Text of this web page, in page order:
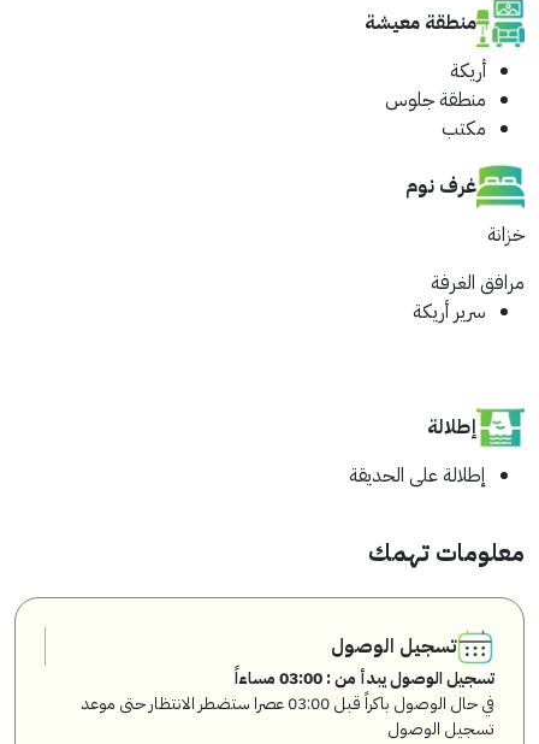
منطقة معيشة
أريكة
منطقة جلوس
مكتب
غرف نوم
خزانة
مرافق الغرفة
سرير أريكة
إطلالة
إطلالة على الحديقة
معلومات تهمك
تسجيل الوصول
تسجيل الوصول يبدأ من : 03:00 مساءاً
في حال الوصول باكراً قبل 03:00 عصرا ستضطر الانتظار حتى موعد
تسجيل الوصول